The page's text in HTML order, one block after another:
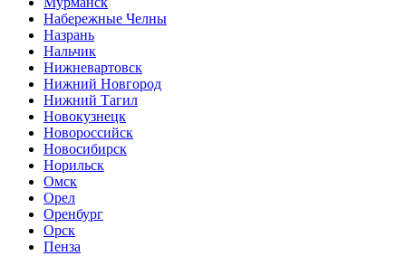
Набережные Челны
Назрань
Нальчик
Нижневартовск
Нижний Новгород
Нижний Тагил
Новокузнецк
Новороссийск
Новосибирск
Норильск
Омск
Орел
Оренбург
Орск
Пенза